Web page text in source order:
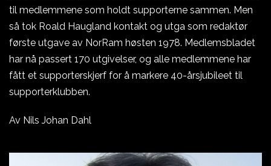
til medlemmene som holdt supporterne sammen. Men
så tok Roald Haugland kontakt og utga som redaktør
første utgave av NorRam høsten 1978. Medlemsbladet
har nå passert 170 utgivelser, og alle medlemmene har
fått et supporterskjerf for å markere 40-årsjubileet til
supporterklubben.
Av Nils Johan Dahl